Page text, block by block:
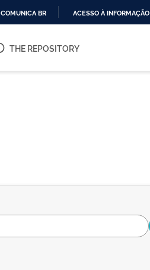
O
COMUNICA BR ACESSO À INFORMAÇÃO
THE REPOSITORY